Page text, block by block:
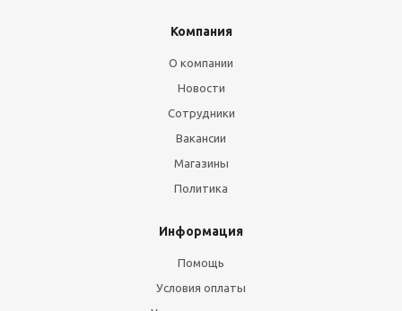
Компания
О компании
Новости
Сотрудники
Вакансии
Магазины
Политика
Информация
Помощь
Условия оплаты